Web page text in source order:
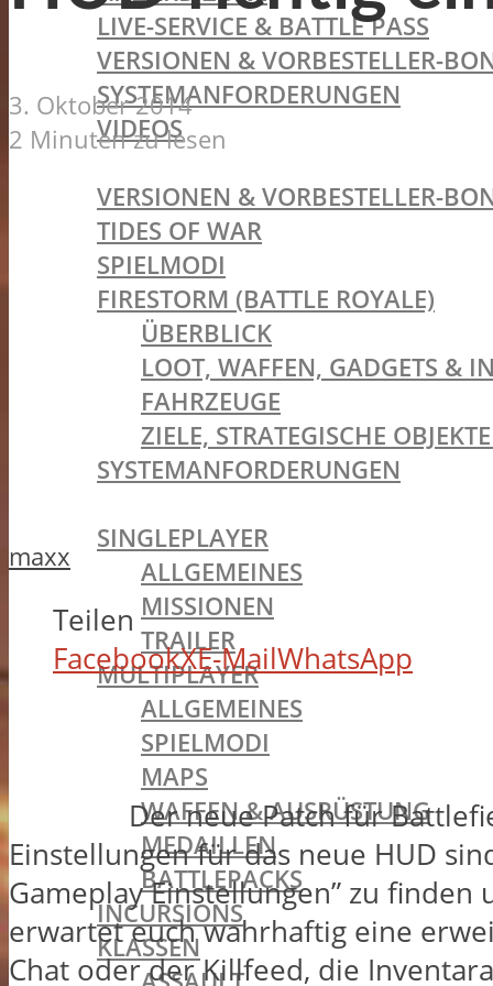
LIVE-SERVICE & BATTLE PASS
VERSIONEN & VORBESTELLER-
SYSTEMANFORDERUNGEN
VIDEOS
VERSIONEN & VORBESTELLER-
TIDES OF WAR
SPIELMODI
FIRESTORM (BATTLE ROYALE)
ÜBERBLICK
LOOT, WAFFEN, GADGETS &
FAHRZEUGE
ZIELE, STRATEGISCHE
SYSTEMANFORDERUNGEN
SINGLEPLAYER
ALLGEMEINES
MISSIONEN
TRAILER
MULTIPLAYER
ALLGEMEINES
SPIELMODI
MAPS
WAFFEN & AUSRÜSTUNG
MEDAILLEN
BATTLEPACKS
INCURSIONS
KLASSEN
3. Oktober 2014
2 Minuten zu lesen
maxx
Teilen
FacebookXE-MailWhatsApp
Der neue Patch für
Einstellungen für das neue HUD
Gameplay Einstellungen” zu
erwartet euch wahrhaftig eine
Chat oder der Killfeed, die